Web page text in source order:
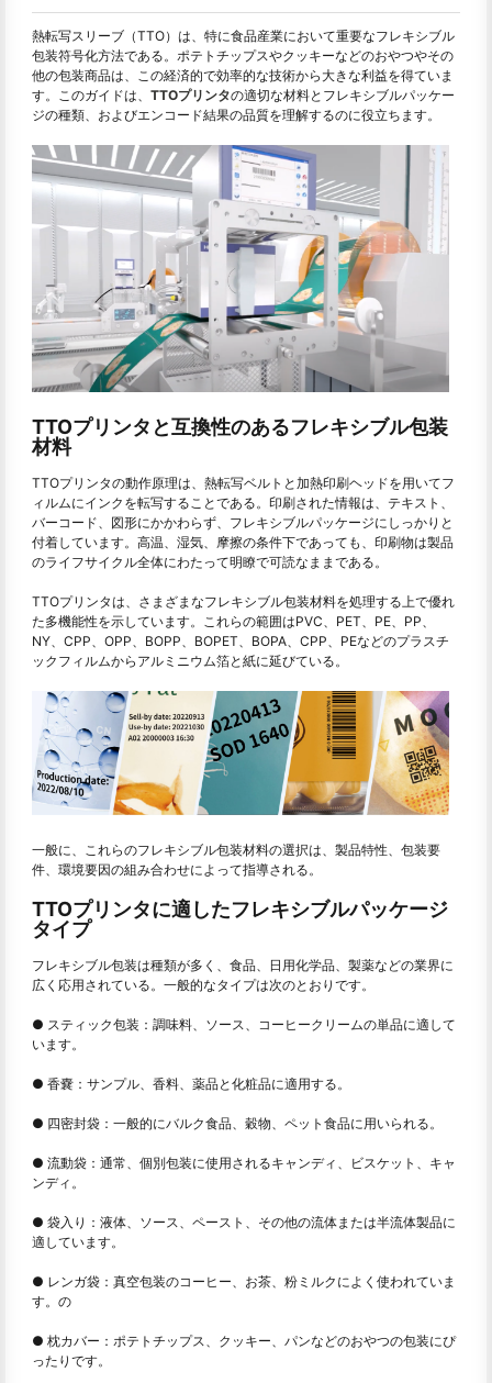
熱転写スリーブ（TTO）は、特に食品産業において重要なフレキシブル
包装符号化方法である。ポテトチップスやクッキーなどのおやつやその
他の包装商品は、この経済的で効率的な技術から大きな利益を得ていま
す。このガイドは、 TTOプリンタの適切な材料とフレキシブルパッケー
ジの種類、およびエンコード結果の品質を理解するのに役立ちます。
TTOプリンタと互換性のあるフレキシブル包装
材料
TTOプリンタの動作原理は、熱転写ベルトと加熱印刷ヘッドを用いてフ
ィルムにインクを転写することである。印刷された情報は、テキスト、
バーコード、図形にかかわらず、フレキシブルパッケージにしっかりと
付着しています。高温、湿気、摩擦の条件下であっても、印刷物は製品
のライフサイクル全体にわたって明瞭で可読なままである。
TTOプリンタは、さまざまなフレキシブル包装材料を処理する上で優れ
た多機能性を示しています。これらの範囲はPVC、PET、PE、PP、
NY、CPP、OPP、BOPP、BOPET、BOPA、CPP、PEなどのプラスチ
ックフィルムからアルミニウム箔と紙に延びている。
一般に、これらのフレキシブル包装材料の選択は、製品特性、包装要
件、環境要因の組み合わせによって指導される。
TTOプリンタに適したフレキシブルパッケージ
タイプ
フレキシブル包装は種類が多く、食品、日用化学品、製薬などの業界に
広く応用されている。一般的なタイプは次のとおりです。
● スティック包装：調味料、ソース、コーヒークリームの単品に適して
います。
● 香嚢：サンプル、香料、薬品と化粧品に適用する。
● 四密封袋：一般的にバルク食品、穀物、ペット食品に用いられる。
● 流動袋：通常、個別包装に使用されるキャンディ、ビスケット、キャ
ンディ。
● 袋入り：液体、ソース、ペースト、その他の流体または半流体製品に
適しています。
● レンガ袋：真空包装のコーヒー、お茶、粉ミルクによく使われていま
す。の
● 枕カバー：ポテトチップス、クッキー、パンなどのおやつの包装にぴ
ったりです。